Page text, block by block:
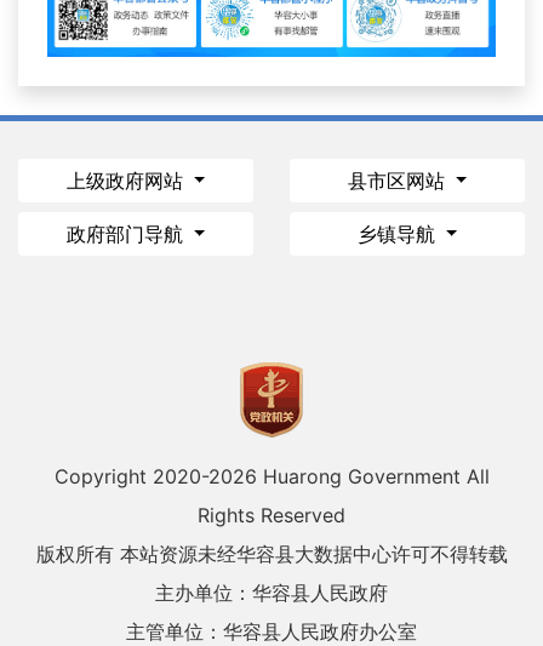
上级政府网站 县市区网站
政府部门导航 乡镇导航
Copyright 2020-2026 Huarong Government All
Rights Reserved
版权所有 本站资源未经华容县大数据中心许可不得转载
主办单位：华容县人民政府
主管单位：华容县人民政府办公室